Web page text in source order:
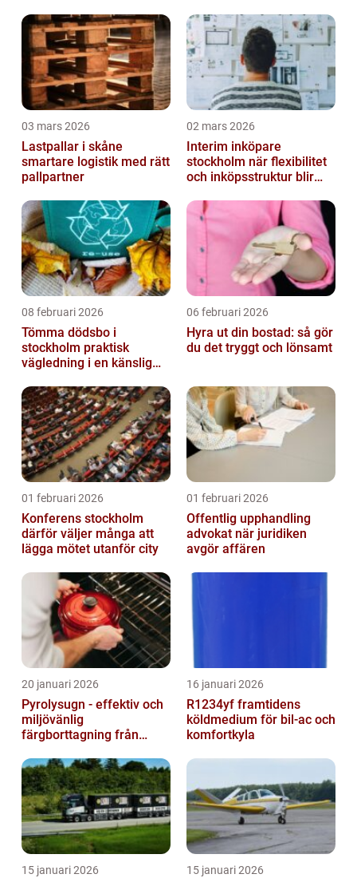
03 mars 2026
Lastpallar i skåne
smartare logistik med rätt
pallpartner
02 mars 2026
Interim inköpare
stockholm när flexibilitet
och inköpsstruktur blir
08 februari 2026
Tömma dödsbo i
stockholm praktisk
vägledning i en känslig
06 februari 2026
Hyra ut din bostad: så gör
du det tryggt och lönsamt
01 februari 2026
Konferens stockholm
därför väljer många att
lägga mötet utanför city
01 februari 2026
Offentlig upphandling
advokat när juridiken
avgör affären
20 januari 2026
Pyrolysugn - effektiv och
miljövänlig
färgborttagning från
16 januari 2026
R1234yf framtidens
köldmedium för bil-ac och
komfortkyla
15 januari 2026 15 januari 2026